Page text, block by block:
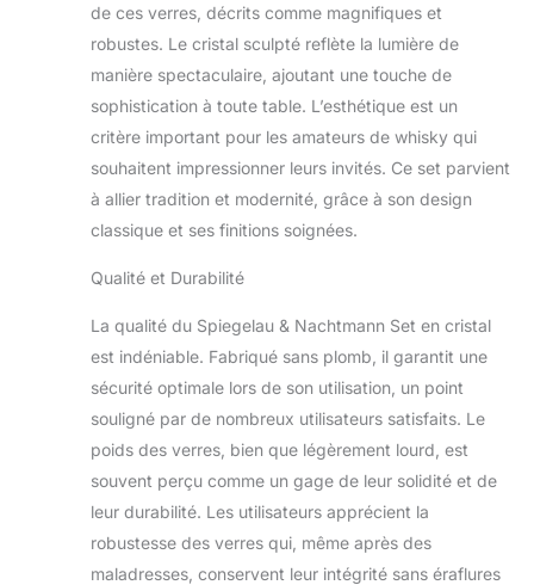
de ces verres, décrits comme magnifiques et
robustes. Le cristal sculpté reflète la lumière de
manière spectaculaire, ajoutant une touche de
sophistication à toute table. L’esthétique est un
critère important pour les amateurs de whisky qui
souhaitent impressionner leurs invités. Ce set parvient
à allier tradition et modernité, grâce à son design
classique et ses finitions soignées.
Qualité et Durabilité
La qualité du Spiegelau & Nachtmann Set en cristal
est indéniable. Fabriqué sans plomb, il garantit une
sécurité optimale lors de son utilisation, un point
souligné par de nombreux utilisateurs satisfaits. Le
poids des verres, bien que légèrement lourd, est
souvent perçu comme un gage de leur solidité et de
leur durabilité. Les utilisateurs apprécient la
robustesse des verres qui, même après des
maladresses, conservent leur intégrité sans éraflures